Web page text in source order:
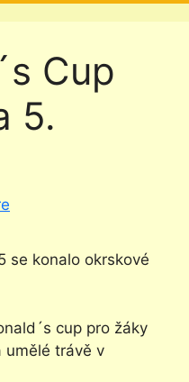
Cup
5.
se konalo okrskové
cup pro žáky
umělé trávě v